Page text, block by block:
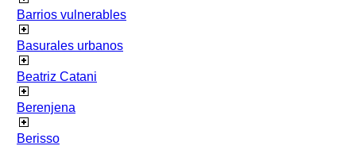
Barrios vulnerables
Basurales urbanos
Beatriz Catani
Berenjena
Berisso